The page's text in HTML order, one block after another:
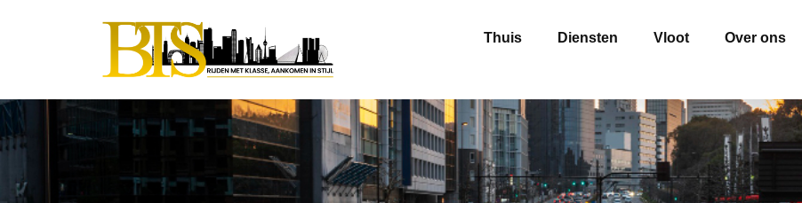
Thuis Diensten Vloot Over ons